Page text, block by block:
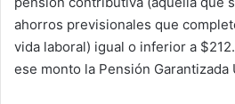
ahorros previsionales que
vida laboral) igual o inferior a
ese monto la Pensión Garantizada